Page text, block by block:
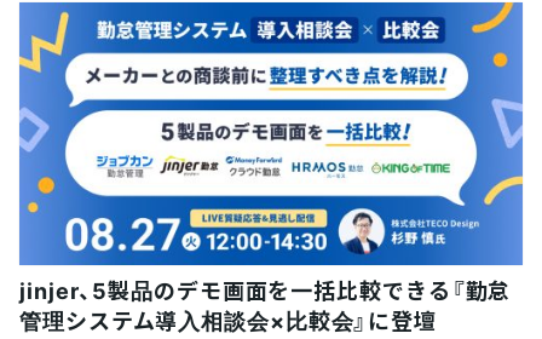
jinjer、5製品のデモ画面を一括比較できる『勤怠
管理システム導入相談会×比較会』に登壇